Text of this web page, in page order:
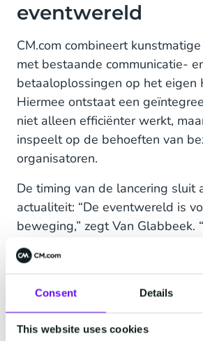
Consent Details
This website uses cookies
eventwereld
CM.com combineert
met bestaande communicatie-
betaaloplossingen op het eigen
Hiermee ontstaat een
niet alleen efficiënter werkt,
inspeelt op de behoeften van
organisatoren.
De timing van de lancering sluit
actualiteit: “De eventwereld is
beweging,” zegt Van Glabbeek.
razendsnel en veel tools zijn
onze 700 medewerkers hebben
aansluit bij de hoge